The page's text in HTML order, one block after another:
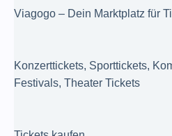
Viagogo – Dein Marktplatz für
Konzerttickets, Sporttickets,
Festivals, Theater Tickets